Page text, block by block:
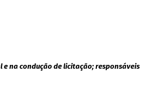
na condução de licitação; responsáveis